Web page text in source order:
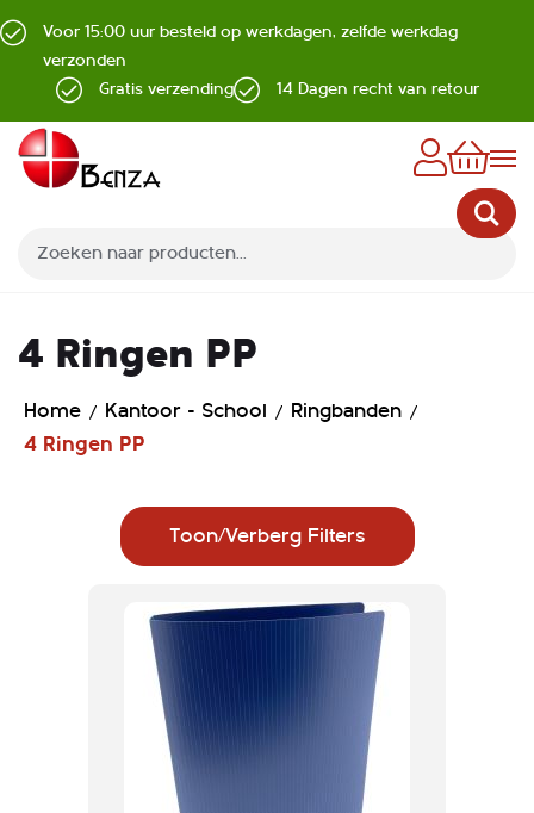
Voor 15:00 uur besteld op werkdagen, zelfde werkdag
verzonden
Gratis verzending
14 Dagen recht van retour
4 Ringen PP
Home Kantoor - School Ringbanden
4 Ringen PP
Toon/Verberg Filters